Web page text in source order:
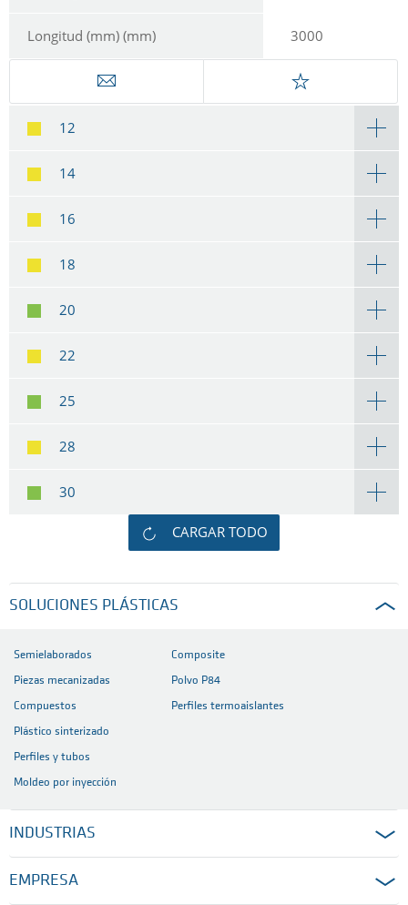
Longitud (mm) (mm) 3000
12
14
16
18
20
22
25
28
30
CARGAR TODO
SOLUCIONES PLÁSTICAS
Semielaborados
Piezas mecanizadas
Compuestos
Plástico sinterizado
Perfiles y tubos
Moldeo por inyección
Composite
Polvo P84
Perfiles termoaislantes
INDUSTRIAS
EMPRESA